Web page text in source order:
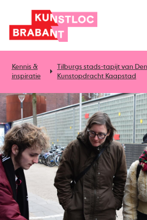
Kennis &
inspiratie
Tilburgs stads-tapijt van
Kunstopdracht Kaapstad